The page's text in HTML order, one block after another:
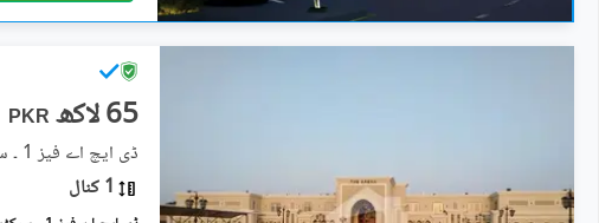
PKR 65 لاکھ
ڈی ایچ اے فیز 1 ۔ سیکٹر کیو, ڈی ایچ اے فیز 1
1 کنال